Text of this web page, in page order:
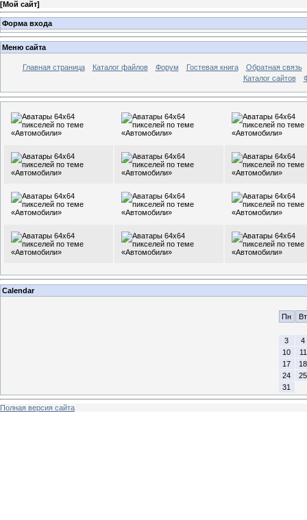
[Мой сайт]
Форма входа
Меню сайта
Главная страница Каталог файлов Форум Гостевая книга
Обратная связь
Каталог сайтов
Calendar
Пн
Вт
3
4
10
11
17
18
24
25
31
Полная версия сайта